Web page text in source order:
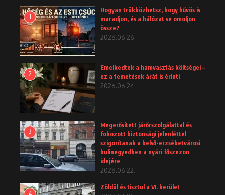
1
Hogyan trükközhetsz, hogy hűvös is
maradjon, és a hálózat se omoljon
össze?
2026.06.26.
2
Emelkedtek a hamvasztás költségei –
ez a temetések árát is érinti
2026.06.24.
3
Megerősített járőrszolgálattal és
fokozott biztonsági jelenléttel
szigorítanak a belső-erzsébetvárosi
bulinegyedben a nyári főszezon
idejére
2026.06.22.
Zöldül és tisztul a VI. kerület